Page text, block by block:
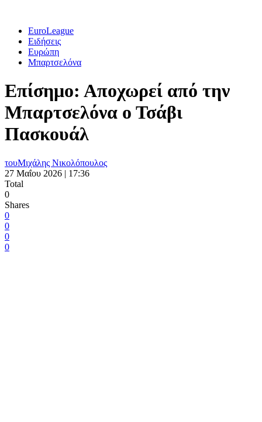
EuroLeague
Ειδήσεις
Ευρώπη
Μπαρτσελόνα
Επίσημο: Αποχωρεί από την
Μπαρτσελόνα ο Τσάβι
Πασκουάλ
τουΜιχάλης Νικολόπουλος
27 Μαΐου 2026 | 17:36
Total
0
Shares
0
0
0
0